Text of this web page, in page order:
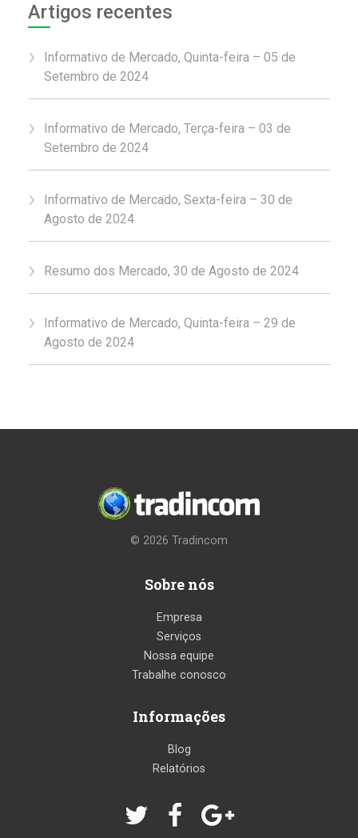
Artigos recentes
Informativo de Mercado, Quinta-feira – 05 de
Setembro de 2024
Informativo de Mercado, Terça-feira – 03 de
Setembro de 2024
Informativo de Mercado, Sexta-feira – 30 de
Agosto de 2024
Resumo dos Mercado, 30 de Agosto de 2024
Informativo de Mercado, Quinta-feira – 29 de
Agosto de 2024
© 2026 Tradincom
Sobre nós
Empresa
Serviços
Nossa equipe
Trabalhe conosco
Informações
Blog
Relatórios